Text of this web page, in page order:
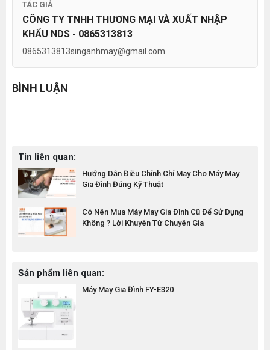
TÁC GIẢ
CÔNG TY TNHH THƯƠNG MẠI VÀ XUẤT NHẬP
KHẨU NDS - 0865313813
0865313813singanhmay@gmail.com
BÌNH LUẬN
Tin liên quan:
Hướng Dẫn Điều Chỉnh Chỉ May Cho Máy May
Gia Đình Đúng Kỹ Thuật
Có Nên Mua Máy May Gia Đình Cũ Để Sử Dụng
Không ? Lời Khuyên Từ Chuyên Gia
Sản phẩm liên quan:
Máy May Gia Đình FY-E320